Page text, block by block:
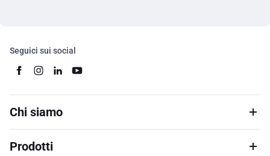
Seguici sui social
Chi siamo
Prodotti